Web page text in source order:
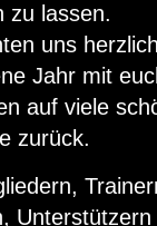
zu lassen.
uns
Jahr mit
auf viele
zurück.
Unterstützern